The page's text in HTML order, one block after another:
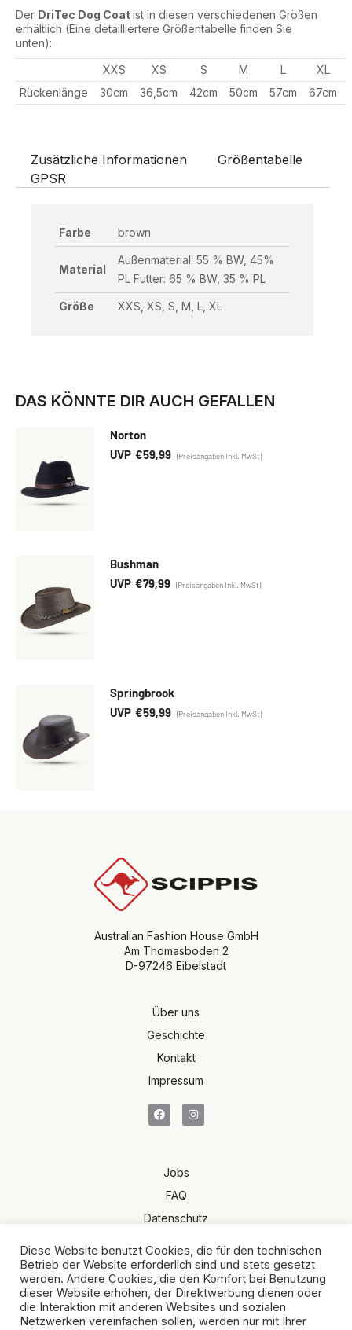
Der DriTec Dog Coatist in diesen verschiedenen Größen
erhältlich (Eine detailliertere Größentabelle finden Sie
unten):
XXS
XS S M L
XL
Rückenlänge
30cm 36,5cm 42cm 50cm 57cm 67cm
Zusätzliche Informationen
Größentabelle
GPSR
Farbe brown
Material
Außenmaterial: 55 % BW, 45%
PL Futter: 65 % BW, 35 % PL
Größe XXS, XS, S, M, L, XL
DAS KÖNNTE DIR AUCH GEFALLEN
Norton
€59,99
Bushman
€79,99
Springbrook
€59,99
Australian Fashion House GmbH
Am Thomasboden 2
D-97246 Eibelstadt
Über uns
Geschichte
Kontakt
Impressum
Jobs
FAQ
Datenschutz
AGB
Diese Website benutzt Cookies, die für den technischen
Betrieb der Website erforderlich sind und stets gesetzt
werden. Andere Cookies, die den Komfort bei Benutzung
dieser Website erhöhen, der Direktwerbung dienen oder
die Interaktion mit anderen Websites und sozialen
Netzwerken vereinfachen sollen, werden nur mit Ihrer